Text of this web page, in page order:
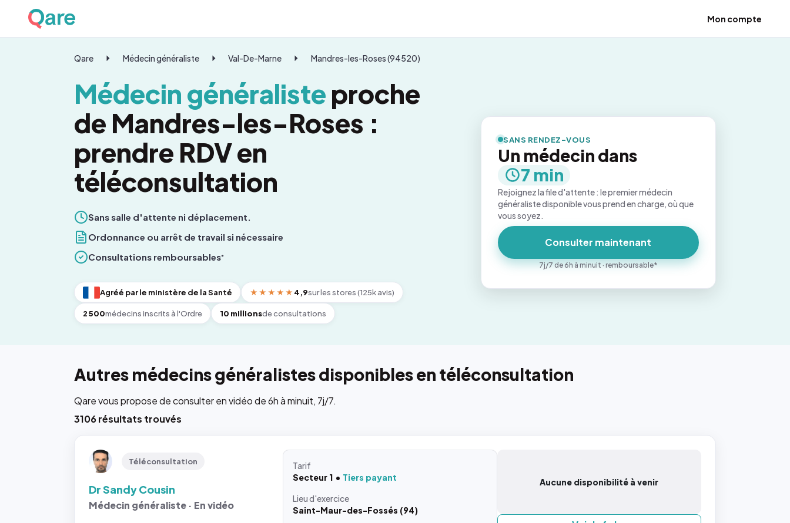
Mon compte
Qare Médecin généraliste Val-De-Marne Mandres-les-Roses (94520)
Médecin généralisteproche
de Mandres-les-Roses :
prendre RDV en
téléconsultation
Sans salle d'attente ni déplacement.
Ordonnance ou arrêt de travail si nécessaire
Consultations remboursables*
Agréé par le ministère de la Santé ★★★★★ 4,9sur les stores (125k avis)
2 500médecins inscrits à l'Ordre 10 millionsde consultations
SANS RENDEZ-VOUS
Un médecin dans
7 min
Rejoignez la file d'attente : le premier médecin
généraliste disponible vous prend en charge, où que
vous soyez.
Consulter maintenant
7j/7 de 6h à minuit · remboursable*
Autres médecins généralistes disponibles en téléconsultation
Qare vous propose de consulter en vidéo de 6h à minuit, 7j/7.
3106 résultats trouvés
Téléconsultation
Dr Sandy Cousin
Médecin généraliste · En vidéo
Tarif
Secteur 1
Tiers payant
Lieud'exercice
Saint-Maur-des-Fossés (94)
Aucune disponibilité à venir